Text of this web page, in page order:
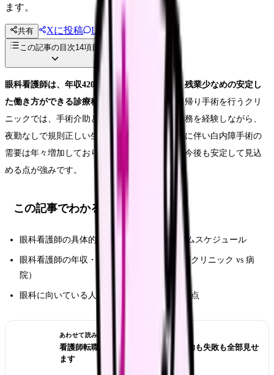
ます。
共有 Xに投稿 LINE
投稿文コピー
この記事の目次14項目
眼科看護師は、年収420〜480万円で日勤中心・残業少なめの安定し
た働き方ができる診療科です。
特に白内障の日帰り手術を行うクリ
ニックでは、手術介助というやりがいのある業務を経験しながら、
夜勤なしで規則正しい生活を送れます。高齢化に伴い白内障手術の
需要は年々増加しており、眼科看護師の求人は今後も安定して見込
める点が強みです。
この記事でわかること
眼科看護師の具体的な仕事内容と1日のタイムスケジュール
眼科看護師の年収・給料の内訳（日帰り手術クリニック vs 病
院）
眼科に向いている人の特徴と転職方法・注意点
あわせて読みたい
看護師転職のリアル体験談12選｜成功も失敗も全部見せ
ます